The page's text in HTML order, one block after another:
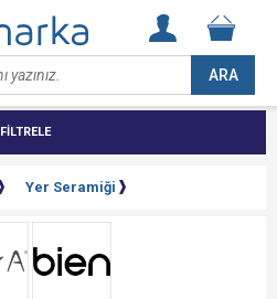
ARA
FİLTRELE
Yer Seramiği